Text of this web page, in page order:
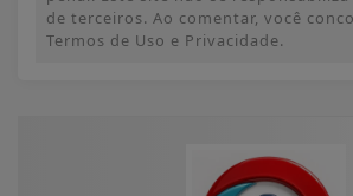
de terceiros. Ao comentar, você
Termos de Uso e Privacidade.